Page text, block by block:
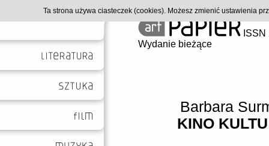
Wydanie bieżące
Barbara
KINO
Ta strona używa ciasteczek (cookies). Możesz zmienić ustawienia